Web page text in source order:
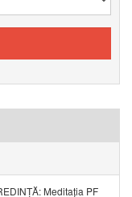
Meditația PF